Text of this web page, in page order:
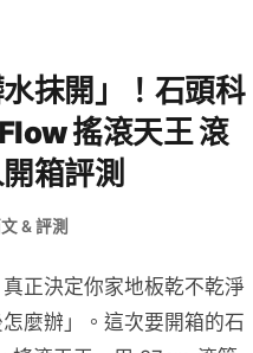
抹開」！石頭科
搖滾天王 滾
箱評測
& 評測
正決定你家地板乾不乾淨
麼辦」。這次要開箱的石